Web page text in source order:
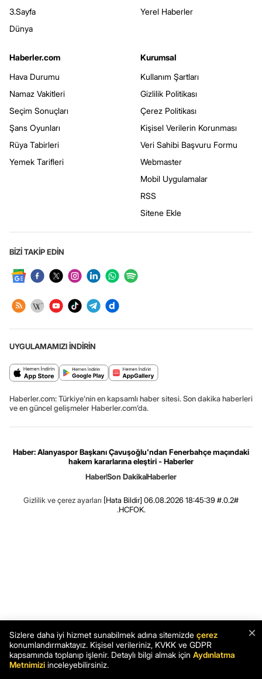
3.Sayfa
Dünya
Yerel Haberler
Haberler.com
Hava Durumu
Namaz Vakitleri
Seçim Sonuçları
Şans Oyunları
Rüya Tabirleri
Yemek Tarifleri
Kurumsal
Kullanım Şartları
Gizlilik Politikası
Çerez Politikası
Kişisel Verilerin Korunması
Veri Sahibi Başvuru Formu
Webmaster
Mobil Uygulamalar
RSS
Sitene Ekle
BİZİ TAKİP EDİN
UYGULAMAMIZI İNDİRİN
Haberler.com: Türkiye’nin en kapsamlı haber sitesi. Son dakika haberleri
ve en güncel gelişmeler Haberler.com’da.
Haber: Alanyaspor Başkanı Çavuşoğlu'ndan Fenerbahçe maçındaki
hakem kararlarına eleştiri - Haberler
HaberSon DakikaHaberler
Gizlilik ve çerez ayarları [Hata Bildir] 06.08.2026 18:45:39 #.0.2#
.HCFOK.
×
Sizlere daha iyi hizmet sunabilmek adına sitemizde çerez
konumlandırmaktayız. Kişisel verileriniz, KVKK ve GDPR
kapsamında toplanıp işlenir. Detaylı bilgi almak için Aydınlatma
Metnimizi inceleyebilirsiniz.